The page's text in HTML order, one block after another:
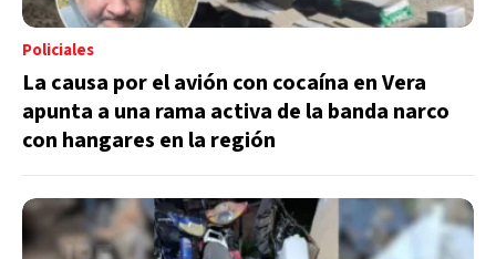
Policiales
La causa por el avión con cocaína en Vera
apunta a una rama activa de la banda narco
con hangares en la región